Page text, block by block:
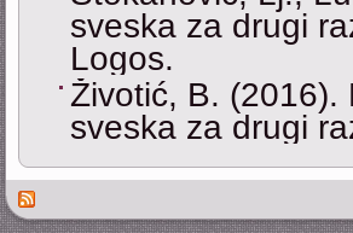
sveska za drugi
Logos.
Životić, B. (2016).
sveska za drugi